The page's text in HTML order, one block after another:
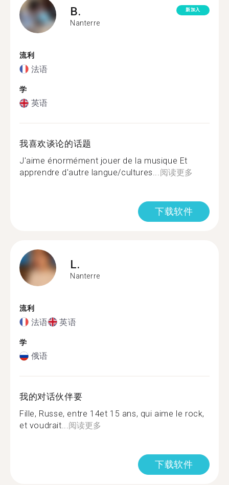
B.
Nanterre
新加入
流利
法语
学
英语
我喜欢谈论的话题
J'aime énormément jouer de la musique Et
apprendre d'autre langue/cultures...阅读更多
下载软件
L.
Nanterre
流利
法语 英语
学
俄语
我的对话伙伴要
Fille, Russe, entre 14et 15 ans, qui aime le rock,
et voudrait...阅读更多
下载软件